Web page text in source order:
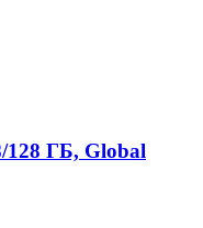
128 ГБ, Global